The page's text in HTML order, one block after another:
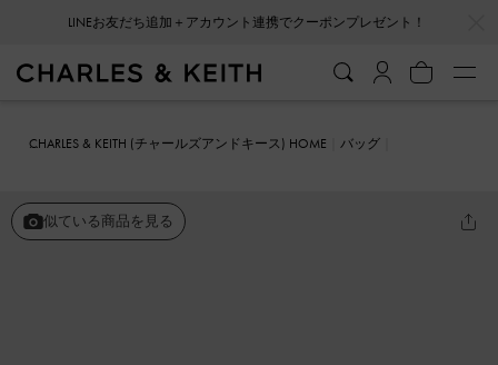
LINEお友だち追加＋アカウント連携でクーポンプレゼント！
CHARLES & KEITH (チャールズアンドキース) HOME
バッグ
似ている商品を見る